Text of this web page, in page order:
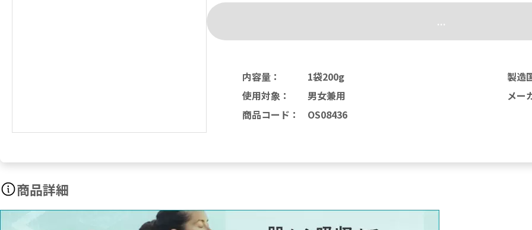
...
内容量：
1袋200g
使用対象：
男女兼用
商品コード ： OS08436
製造
メー
商品詳細